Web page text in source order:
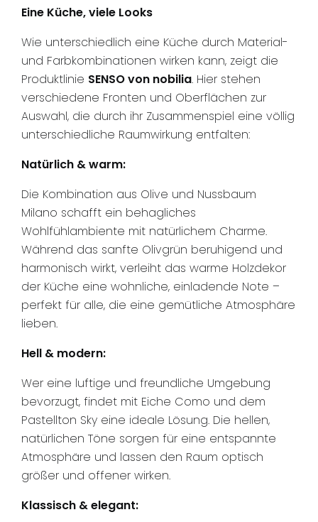
Eine Küche, viele Looks
Wie unterschiedlich eine Küche durch Material-
und Farbkombinationen wirken kann, zeigt die
Produktlinie SENSO von nobilia. Hier stehen
verschiedene Fronten und Oberflächen zur
Auswahl, die durch ihr Zusammenspiel eine völlig
unterschiedliche Raumwirkung entfalten:
Natürlich & warm:
Die Kombination aus Olive und Nussbaum
Milano schafft ein behagliches
Wohlfühlambiente mit natürlichem Charme.
Während das sanfte Olivgrün beruhigend und
harmonisch wirkt, verleiht das warme Holzdekor
der Küche eine wohnliche, einladende Note –
perfekt für alle, die eine gemütliche Atmosphäre
lieben.
Hell & modern:
Wer eine luftige und freundliche Umgebung
bevorzugt, findet mit Eiche Como und dem
Pastellton Sky eine ideale Lösung. Die hellen,
natürlichen Töne sorgen für eine entspannte
Atmosphäre und lassen den Raum optisch
größer und offener wirken.
Klassisch & elegant: